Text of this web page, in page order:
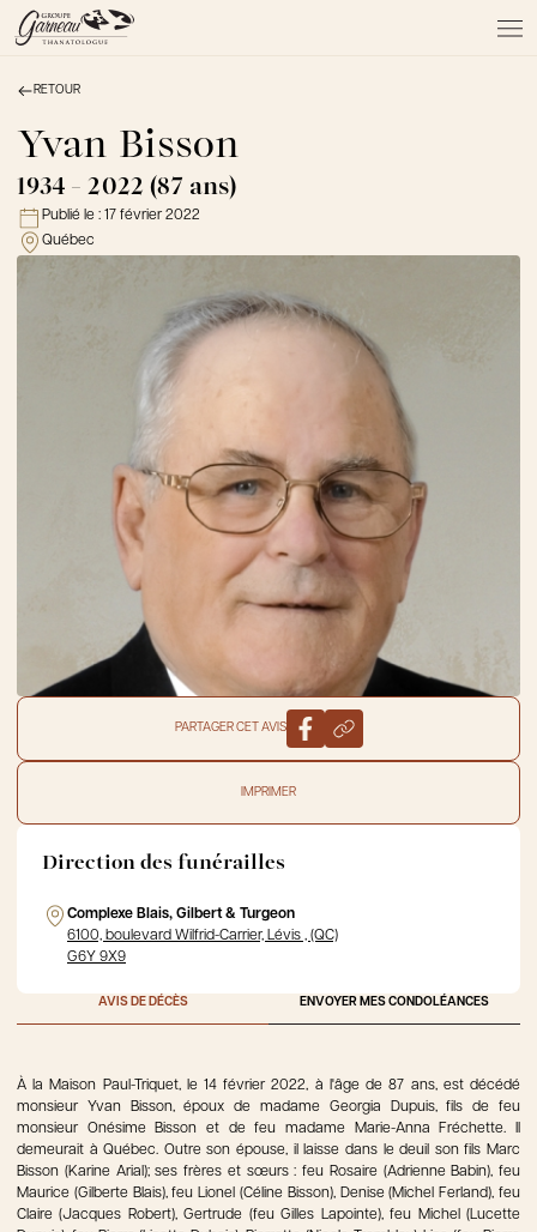
À PROPOS
NOS SERVICES
NOS PRODUITS
NOTRE ÉQUIPE
NOS SALONS
AVIS DE DÉCÈS
RETOUR
Yvan Bisson
1934 - 2022 (87 ans)
Publié le : 17 février 2022
Québec
PARTAGER CET AVIS
IMPRIMER
Direction des funérailles
Complexe Blais, Gilbert & Turgeon
6100, boulevard Wilfrid-Carrier, Lévis , (QC)
G6Y 9X9
AVIS DE DÉCÈS ENVOYER MES CONDOLÉANCES
À la Maison Paul-Triquet, le 14 février 2022, à l'âge de 87 ans, est décédé
monsieur Yvan Bisson, époux de madame Georgia Dupuis, fils de feu
monsieur Onésime Bisson et de feu madame Marie-Anna Fréchette. Il
demeurait à Québec. Outre son épouse, il laisse dans le deuil son fils Marc
Bisson (Karine Arial); ses frères et sœurs : feu Rosaire (Adrienne Babin), feu
Maurice (Gilberte Blais), feu Lionel (Céline Bisson), Denise (Michel Ferland), feu
Claire (Jacques Robert), Gertrude (feu Gilles Lapointe), feu Michel (Lucette